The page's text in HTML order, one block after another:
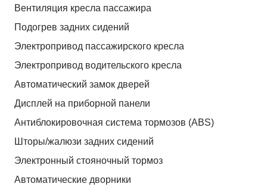
Вентиляция кресла пассажира
Подогрев задних сидений
Электропривод пассажирского кресла
Электропривод водительского кресла
Автоматический замок дверей
Дисплей на приборной панели
Антиблокировочная система тормозов (ABS)
Шторы/жалюзи задних сидений
Электронный стояночный тормоз
Автоматические дворники